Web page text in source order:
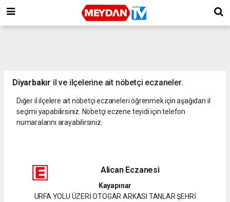
Diyarbakır il ve ilçelerine ait nöbetçi eczaneler.
Diğer il ilçelere ait nöbetçi eczaneleri öğrenmek için aşağıdan il
seçimi yapabilirsiniz. Nöbetçi eczene teyidi için telefon
numaralarını arayabilirsiniz.
Alican Eczanesi
Kayapınar
URFA YOLU ÜZERİ OTOGAR ARKASI TANLAR ŞEHRİ